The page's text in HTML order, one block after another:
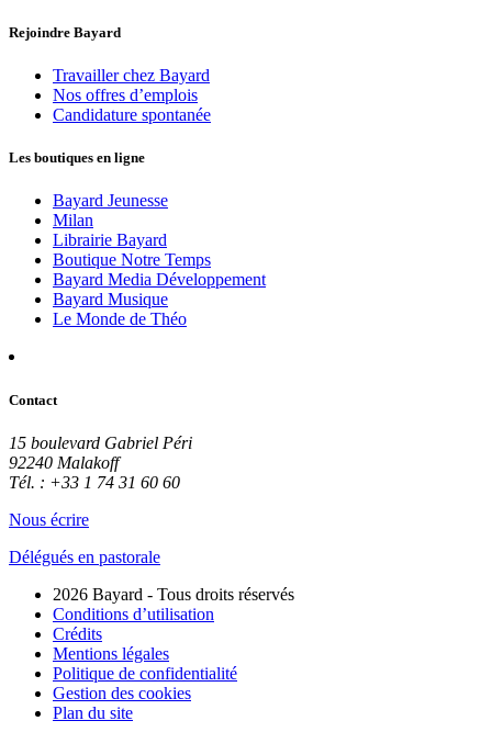
Rejoindre Bayard
Travailler chez Bayard
Nos offres d’emplois
Candidature spontanée
Les boutiques en ligne
Bayard Jeunesse
Milan
Librairie Bayard
Boutique Notre Temps
Bayard Media Développement
Bayard Musique
Le Monde de Théo
Contact
15 boulevard Gabriel Péri
92240 Malakoff
Tél. : +33 1 74 31 60 60
Nous écrire
Délégués en pastorale
2026 Bayard - Tous droits réservés
Conditions d’utilisation
Crédits
Mentions légales
Politique de confidentialité
Gestion des cookies
Plan du site